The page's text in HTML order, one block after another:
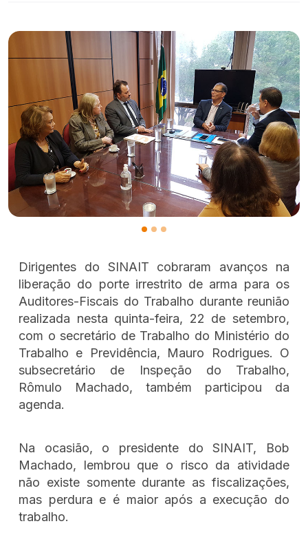
Dirigentes do SINAIT cobraram avanços na
liberação do porte irrestrito de arma para os
Auditores-Fiscais do Trabalho durante reunião
realizada nesta quinta-feira, 22 de setembro,
com o secretário de Trabalho do Ministério do
Trabalho e Previdência, Mauro Rodrigues. O
subsecretário de Inspeção do Trabalho,
Rômulo Machado, também participou da
agenda.
Na ocasião, o presidente do SINAIT, Bob
Machado, lembrou que o risco da atividade
não existe somente durante as fiscalizações,
mas perdura e é maior após a execução do
trabalho.